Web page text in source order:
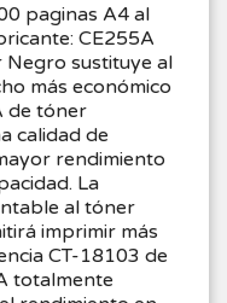
paginas A4 al
CE255A
Negro sustituye al
más económico
de tóner
calidad de
rendimiento
La
al tóner
imprimir más
CT-18103 de
totalmente